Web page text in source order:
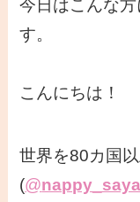
今日はこんな
す。
こんにちは！
世界を80カ国
(@